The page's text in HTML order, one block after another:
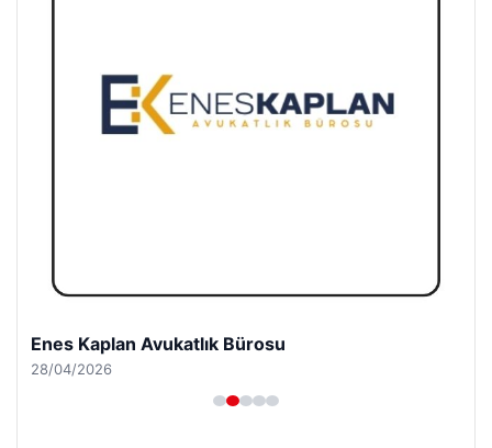
Enes Kaplan Avukatlık Bürosu
28/04/2026